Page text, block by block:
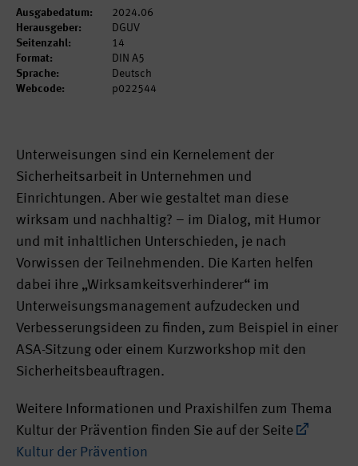
Ausgabedatum:
2024.06
Herausgeber:
DGUV
Seitenzahl:
14
Format:
DIN A5
Sprache:
Deutsch
Webcode:
p022544
Unterweisungen sind ein Kernelement der
Sicherheitsarbeit in Unternehmen und
Einrichtungen. Aber wie gestaltet man diese
wirksam und nachhaltig? – im Dialog, mit Humor
und mit inhaltlichen Unterschieden, je nach
Vorwissen der Teilnehmenden. Die Karten helfen
dabei ihre „Wirksamkeitsverhinderer“ im
Unterweisungsmanagement aufzudecken und
Verbesserungsideen zu finden, zum Beispiel in einer
ASA-Sitzung oder einem Kurzworkshop mit den
Sicherheitsbeauftragen.
Weitere Informationen und Praxishilfen zum Thema
Kultur der Prävention finden Sie auf der Seite
Kultur der Prävention